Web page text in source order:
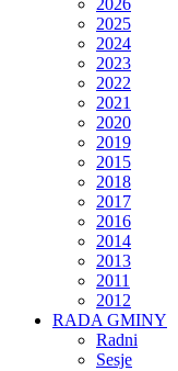
2025
2024
2023
2022
2021
2020
2019
2015
2018
2017
2016
2014
2013
2011
2012
RADA GMINY
Radni
Sesje